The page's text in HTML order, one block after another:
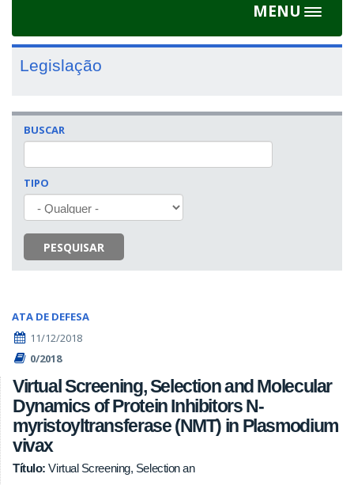
MENU
Toggle
Legislação
BUSCAR
TIPO
PESQUISAR
ATA DE DEFESA
11/12/2018
0/2018
Virtual Screening, Selection and Molecular
Dynamics of Protein Inhibitors N-
myristoyltransferase (NMT) in Plasmodium
vivax
Título:Virtual Screening, Selection an